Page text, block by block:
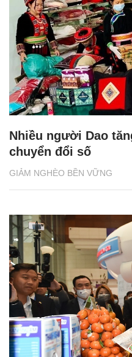
GIẢM NGHÈO BỀN VỮNG
Nhiều người Dao
chuyển đổi số